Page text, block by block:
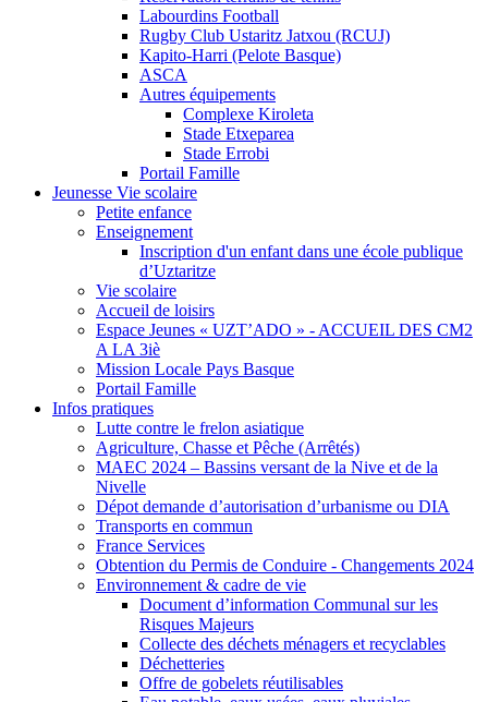
Labourdins Football
Rugby Club Ustaritz Jatxou (RCUJ)
Kapito-Harri (Pelote Basque)
ASCA
Autres équipements
Complexe Kiroleta
Stade Etxeparea
Stade Errobi
Portail Famille
Jeunesse Vie scolaire
Petite enfance
Enseignement
Inscription d'un enfant dans une école publique
d’Uztaritze
Vie scolaire
Accueil de loisirs
Espace Jeunes « UZT’ADO » - ACCUEIL DES CM2
A LA 3iè
Mission Locale Pays Basque
Portail Famille
Infos pratiques
Lutte contre le frelon asiatique
Agriculture, Chasse et Pêche (Arrêtés)
MAEC 2024 – Bassins versant de la Nive et de la
Nivelle
Dépot demande d’autorisation d’urbanisme ou DIA
Transports en commun
France Services
Obtention du Permis de Conduire - Changements 2024
Environnement & cadre de vie
Document d’information Communal sur les
Risques Majeurs
Collecte des déchets ménagers et recyclables
Déchetteries
Offre de gobelets réutilisables